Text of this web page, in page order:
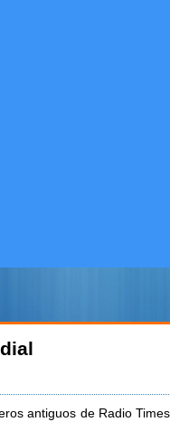
antiguos de Radio